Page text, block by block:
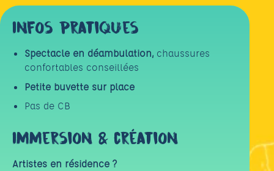
Infos pratiques
Spectacle en déambulation, chaussures
confortables conseillées
Petite buvette sur place
Pas de CB
Immersion & création
Artistes en résidence ?